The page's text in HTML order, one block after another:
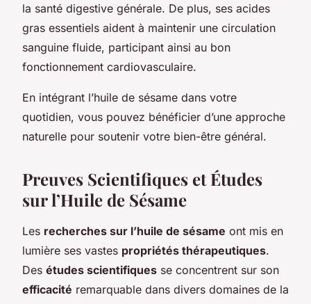
la santé digestive générale. De plus, ses acides
gras essentiels aident à maintenir une circulation
sanguine fluide, participant ainsi au bon
fonctionnement cardiovasculaire.
En intégrant l’huile de sésame dans votre
quotidien, vous pouvez bénéficier d’une approche
naturelle pour soutenir votre bien-être général.
Preuves Scientifiques et Études
sur l’Huile de Sésame
Les recherches sur l’huile de sésame ont mis en
lumière ses vastes propriétés thérapeutiques.
Des études scientifiques se concentrent sur son
efficacité remarquable dans divers domaines de la